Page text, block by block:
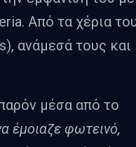
Από τα χέρια
ανάμεσά τους και
μέσα από το
έμοιαζε φωτεινό,